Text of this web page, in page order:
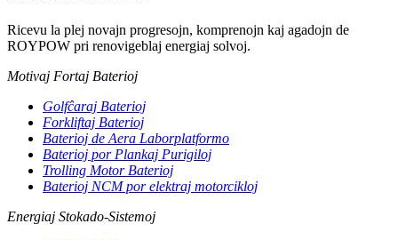
Ricevu la plej novajn progresojn, komprenojn kaj agadojn de
ROYPOW pri renovigeblaj energiaj solvoj.
Motivaj Fortaj Baterioj
Golfĉaraj Baterioj
Forkliftaj Baterioj
Baterioj de Aera Laborplatformo
Baterioj por Plankaj Purigiloj
Trolling Motor Baterioj
Baterioj NCM por elektraj motorcikloj
Energiaj Stokado-Sistemoj